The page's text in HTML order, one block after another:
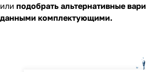
или подобрать альтернативные
данными комплектующими.